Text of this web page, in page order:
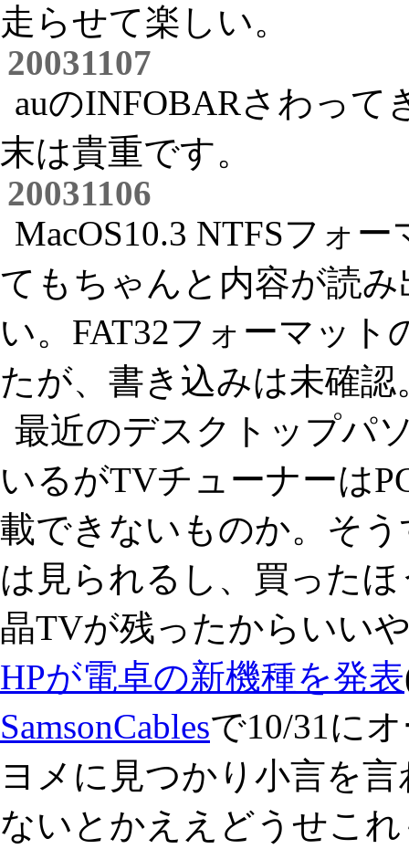
走らせて楽しい。
20031107
auのINFOBARさわっ
末は貴重です。
20031106
MacOS10.3 NTFSフォ
てもちゃんと内容が読
い。FAT32フォーマッ
たが、書き込みは未確認
最近のデスクトップパ
いるがTVチューナーは
載できないものか。そ
は見られるし、買った
晶TVが残ったからいい
HPが電卓の新機種を発表
SamsonCablesで10/31に
ヨメに見つかり小言を
ないとかええどうせこ